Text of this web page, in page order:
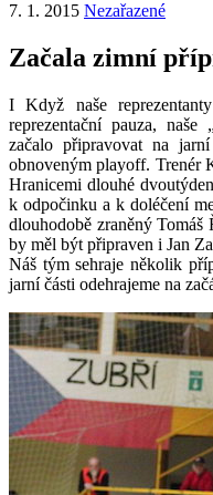
7. 1. 2015 Nezařazené
Začala zimní
I Když naše
reprezentační pauza,
začalo připravovat na
obnoveným playoff. Trenér
Hranicemi dlouhé
k odpočinku a k doléčení
dlouhodobě zraněný
by měl být připraven i Jan
Náš tým sehraje několik
jarní části odehrajeme na